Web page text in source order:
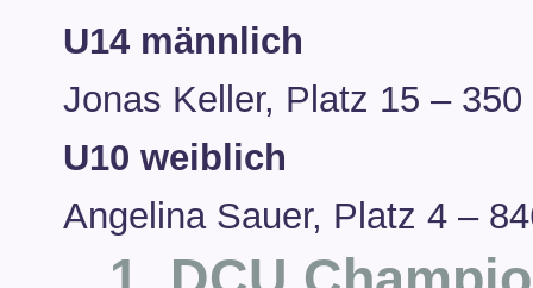
U14 männlich
Jonas Keller, Platz 15 – 350
U10 weiblich
Angelina Sauer, Platz 4 –